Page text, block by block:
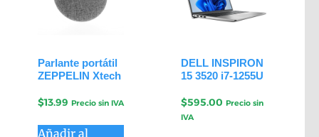
Parlante portátil
ZEPPELIN Xtech
$13.99 Precio sin IVA
Añadir al
DELL INSPIRON
15 3520 i7-1255U
$595.00 Precio sin
IVA